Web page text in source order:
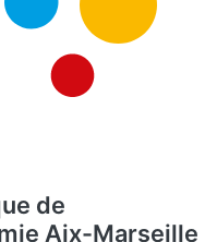
de
Aix-Marseille